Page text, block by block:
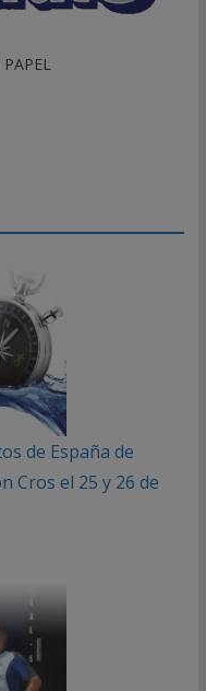
de España de
Cros el 25 y 26 de